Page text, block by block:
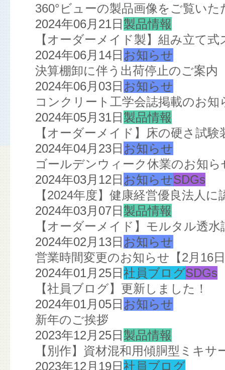
360°ビューの製品画像をご覧いた
2024年06月21日 製品情報
【オーダーメイド製】組み立て
2024年06月14日 お知らせ
決算棚卸に伴う出荷停止のご案内
2024年06月03日 お知らせ
コンクリート工学会誌掲載のお知
2024年05月31日 製品情報
【オーダーメイド】床の硬さ試
2024年04月23日 お知らせ
ゴールデンウィーク休業のお知ら
2024年03月12日 お知らせSDGs
【2024年度】健康経営優良法人
2024年03月07日 製品情報
【オーダーメイド】モルタル透
2024年02月13日 お知らせ
営業時間変更のお知らせ【2月16
2024年01月25日 社員ブログSDGs
【社員ブログ】更新しました！
2024年01月05日 お知らせ
新年のご挨拶
2023年12月25日 製品情報
【別作】資材混和用傾胴型ミキサ
2023年12月19日 社員ブログ